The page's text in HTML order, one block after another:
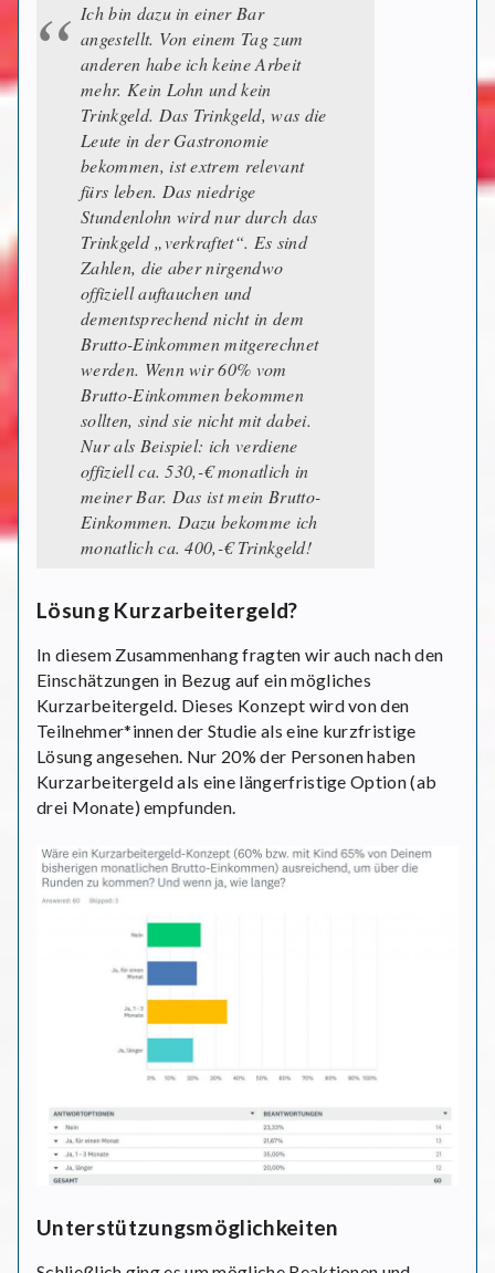
Ich bin dazu in einer Bar
angestellt. Von einem Tag zum
anderen habe ich keine Arbeit
mehr. Kein Lohn und kein
Trinkgeld. Das Trinkgeld, was die
Leute in der Gastronomie
bekommen, ist extrem relevant
fürs leben. Das niedrige
Stundenlohn wird nur durch das
Trinkgeld „verkraftet“. Es sind
Zahlen, die aber nirgendwo
offiziell auftauchen und
dementsprechend nicht in dem
Brutto-Einkommen mitgerechnet
werden. Wenn wir 60% vom
Brutto-Einkommen bekommen
sollten, sind sie nicht mit dabei.
Nur als Beispiel: ich verdiene
offiziell ca. 530,-€ monatlich in
meiner Bar. Das ist mein Brutto-
Einkommen. Dazu bekomme ich
monatlich ca. 400,-€ Trinkgeld!
Lösung Kurzarbeitergeld?
In diesem Zusammenhang fragten wir auch nach den
Einschätzungen in Bezug auf ein mögliches
Kurzarbeitergeld. Dieses Konzept wird von den
Teilnehmer*innen der Studie als eine kurzfristige
Lösung angesehen. Nur 20% der Personen haben
Kurzarbeitergeld als eine längerfristige Option (ab
drei Monate) empfunden.
Unterstützungsmöglichkeiten